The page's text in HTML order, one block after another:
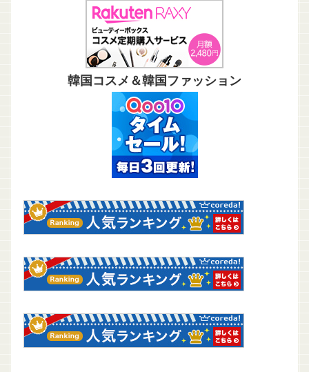
韓国コスメ＆韓国ファッション